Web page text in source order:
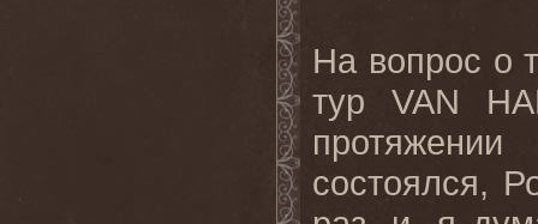
На вопрос о
тур VAN
состоялся,